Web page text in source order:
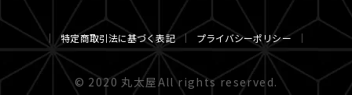
特定商取引法に基づく表記 プライバシーポリシー
© 2020 丸太屋All rights reserved.